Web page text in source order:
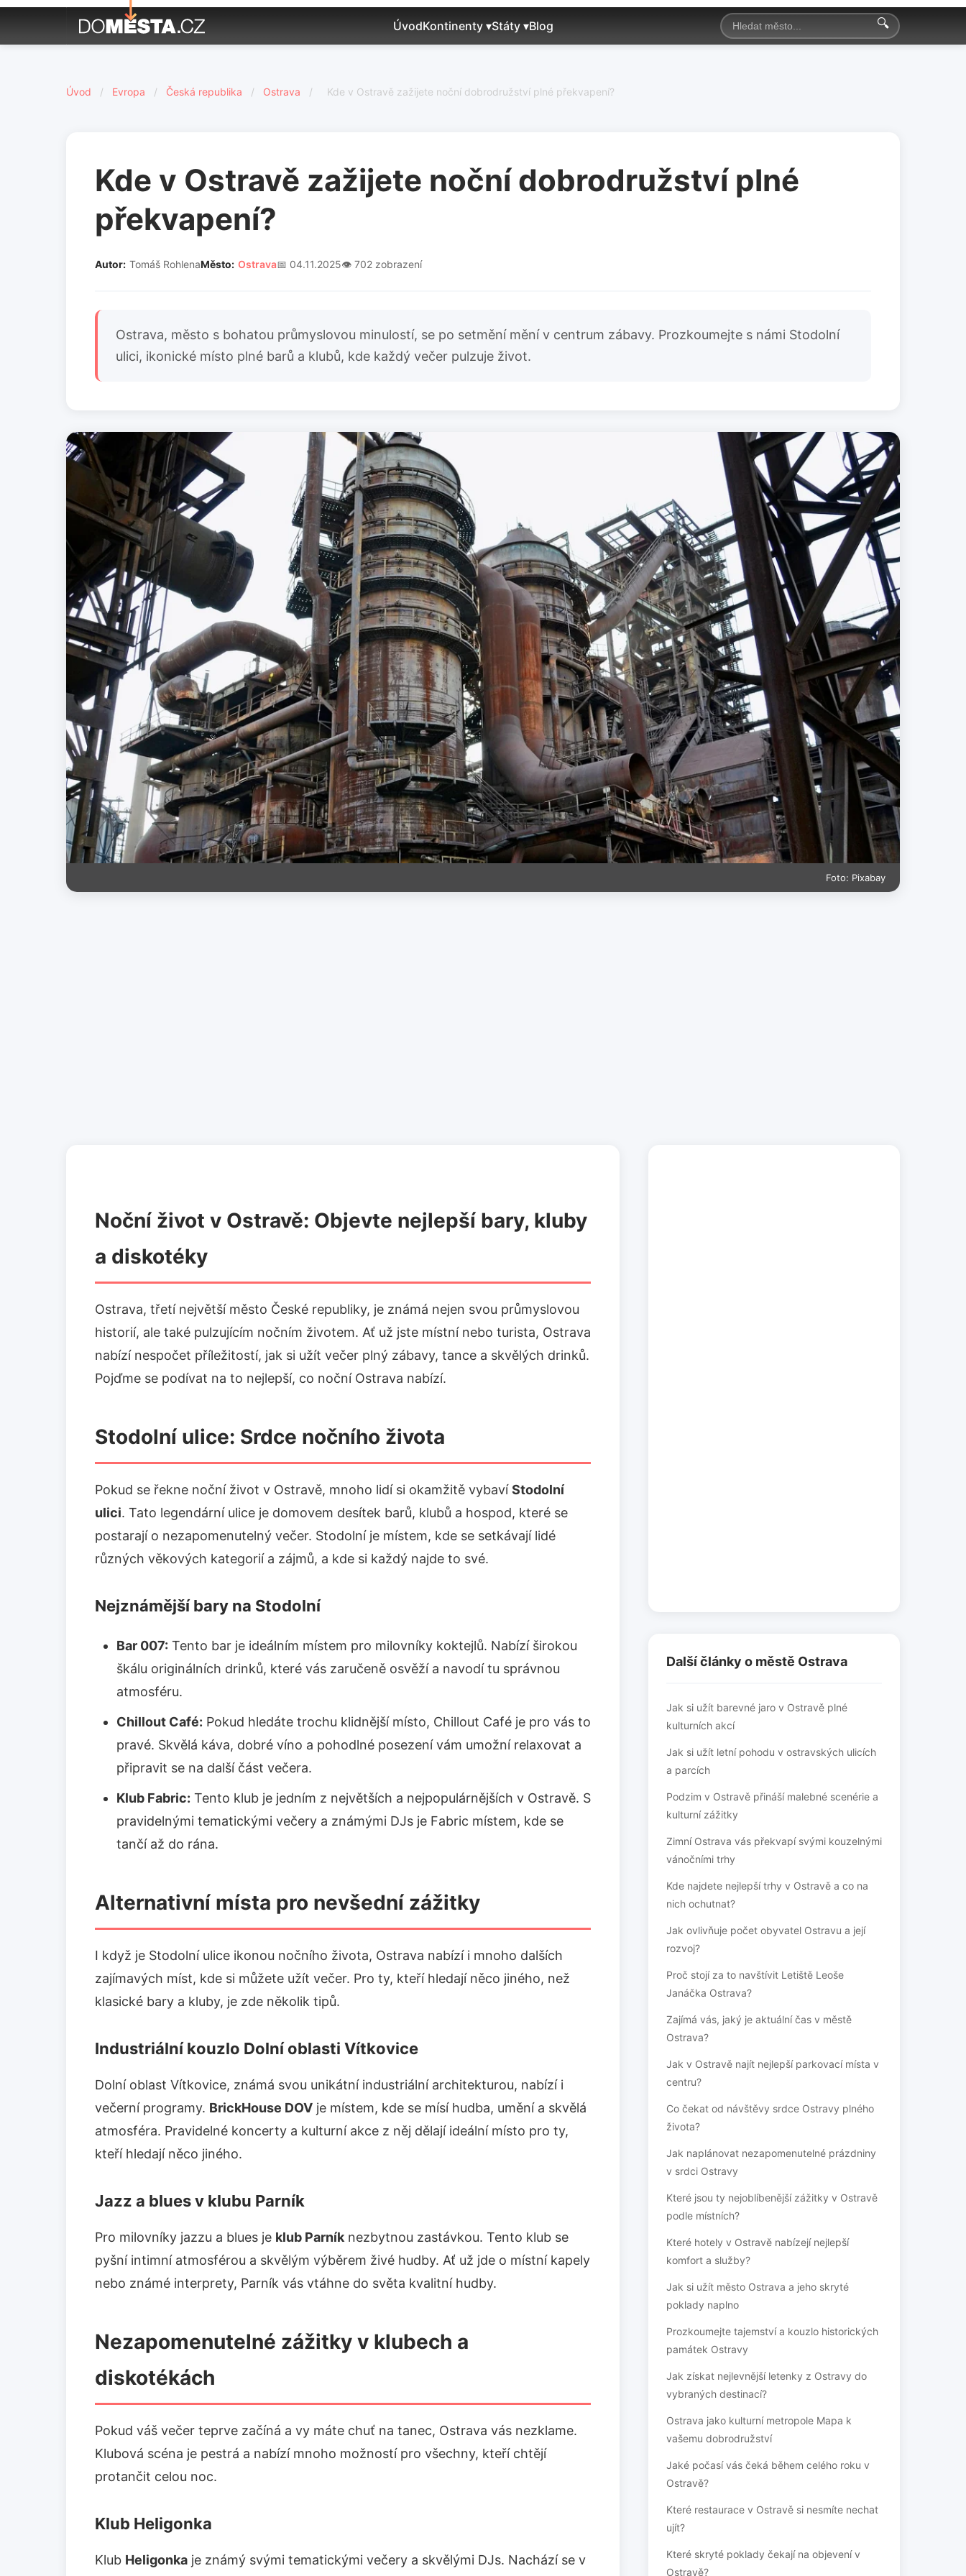
ÚvodKontinenty ▾Státy ▾Blog 🔍
Úvod / Evropa / Česká republika / Ostrava / Kde v Ostravě zažijete noční dobrodružství plné překvapení?
Kde v Ostravě zažijete noční dobrodružství plné
překvapení?
Autor: Tomáš RohlenaMěsto: Ostrava📅 04.11.2025👁️ 702 zobrazení
Ostrava, město s bohatou průmyslovou minulostí, se po setmění mění v centrum zábavy. Prozkoumejte s námi Stodolní
ulici, ikonické místo plné barů a klubů, kde každý večer pulzuje život.
Foto: Pixabay
Noční život v Ostravě: Objevte nejlepší bary, kluby
a diskotéky
Ostrava, třetí největší město České republiky, je známá nejen svou průmyslovou
historií, ale také pulzujícím nočním životem. Ať už jste místní nebo turista, Ostrava
nabízí nespočet příležitostí, jak si užít večer plný zábavy, tance a skvělých drinků.
Pojďme se podívat na to nejlepší, co noční Ostrava nabízí.
Stodolní ulice: Srdce nočního života
Pokud se řekne noční život v Ostravě, mnoho lidí si okamžitě vybavíStodolní
ulici. Tato legendární ulice je domovem desítek barů, klubů a hospod, které se
postarají o nezapomenutelný večer. Stodolní je místem, kde se setkávají lidé
různých věkových kategorií a zájmů, a kde si každý najde to své.
Nejznámější bary na Stodolní
Bar 007: Tento bar je ideálním místem pro milovníky koktejlů. Nabízí širokou
škálu originálních drinků, které vás zaručeně osvěží a navodí tu správnou
atmosféru.
Chillout Café: Pokud hledáte trochu klidnější místo, Chillout Café je pro vás to
pravé. Skvělá káva, dobré víno a pohodlné posezení vám umožní relaxovat a
připravit se na další část večera.
Klub Fabric: Tento klub je jedním z největších a nejpopulárnějších v Ostravě. S
pravidelnými tematickými večery a známými DJs je Fabric místem, kde se
tančí až do rána.
Alternativní místa pro nevšední zážitky
I když je Stodolní ulice ikonou nočního života, Ostrava nabízí i mnoho dalších
zajímavých míst, kde si můžete užít večer. Pro ty, kteří hledají něco jiného, než
klasické bary a kluby, je zde několik tipů.
Industriální kouzlo Dolní oblasti Vítkovice
Dolní oblast Vítkovice, známá svou unikátní industriální architekturou, nabízí i
večerní programy. BrickHouse DOV je místem, kde se mísí hudba, umění a skvělá
atmosféra. Pravidelné koncerty a kulturní akce z něj dělají ideální místo pro ty,
kteří hledají něco jiného.
Jazz a blues v klubu Parník
Pro milovníky jazzu a blues je klub Parník nezbytnou zastávkou. Tento klub se
pyšní intimní atmosférou a skvělým výběrem živé hudby. Ať už jde o místní kapely
nebo známé interprety, Parník vás vtáhne do světa kvalitní hudby.
Nezapomenutelné zážitky v klubech a
diskotékách
Pokud váš večer teprve začíná a vy máte chuť na tanec, Ostrava vás nezklame.
Klubová scéna je pestrá a nabízí mnoho možností pro všechny, kteří chtějí
protančit celou noc.
Klub Heligonka
Klub Heligonka je známý svými tematickými večery a skvělými DJs. Nachází se v
Další články o městě Ostrava
Jak si užít barevné jaro v Ostravě plné
kulturních akcí
Jak si užít letní pohodu v ostravských ulicích
a parcích
Podzim v Ostravě přináší malebné scenérie a
kulturní zážitky
Zimní Ostrava vás překvapí svými kouzelnými
vánočními trhy
Kde najdete nejlepší trhy v Ostravě a co na
nich ochutnat?
Jak ovlivňuje počet obyvatel Ostravu a její
rozvoj?
Proč stojí za to navštívit Letiště Leoše
Janáčka Ostrava?
Zajímá vás, jaký je aktuální čas v městě
Ostrava?
Jak v Ostravě najít nejlepší parkovací místa v
centru?
Co čekat od návštěvy srdce Ostravy plného
života?
Jak naplánovat nezapomenutelné prázdniny
v srdci Ostravy
Které jsou ty nejoblíbenější zážitky v Ostravě
podle místních?
Které hotely v Ostravě nabízejí nejlepší
komfort a služby?
Jak si užít město Ostrava a jeho skryté
poklady naplno
Prozkoumejte tajemství a kouzlo historických
památek Ostravy
Jak získat nejlevnější letenky z Ostravy do
vybraných destinací?
Ostrava jako kulturní metropole Mapa k
vašemu dobrodružství
Jaké počasí vás čeká během celého roku v
Ostravě?
Které restaurace v Ostravě si nesmíte nechat
ujít?
Které skryté poklady čekají na objevení v
Ostravě?